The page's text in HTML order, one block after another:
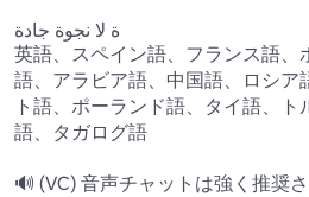
ة لا نجوة جادة
英語、スペイン語、フランス語、
語、アラビア語、中国語、ロシア
ト語、ポーランド語、タイ語、
語、タガログ語
🔊 (VC) 音声チャットは強く推奨